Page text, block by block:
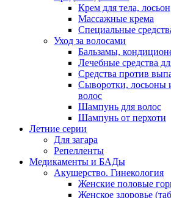
Крем для тела,
Массажные крема
Специальные
Уход за волосами
Бальзамы,
Лечебные средства
Средства против
Сыворотки, лосьоны
волос
Шампунь для волос
Шампунь от перхоти
Летние серии
Для загара
Репелленты
Медикаменты и БАДы
Акушерство. Гинекология
Женские половые
Женское здоровье